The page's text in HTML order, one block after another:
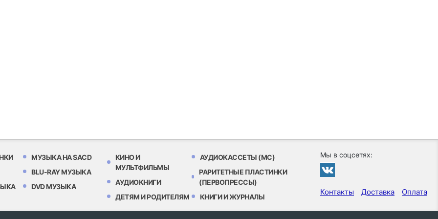
МУЗЫКА НА SACD
BLU-RAY МУЗЫКА
DVD МУЗЫКА
КИНО И
МУЛЬТФИЛЬМЫ
АУДИОКНИГИ
ДЕТЯМ И РОДИТЕЛЯМ
АУДИОКАССЕТЫ (MC)
РАРИТЕТНЫЕ ПЛАСТИНКИ
(ПЕРВОПРЕССЫ)
КНИГИ И ЖУРНАЛЫ
Мы в соцсетях:
Контакты Доставка Оплата